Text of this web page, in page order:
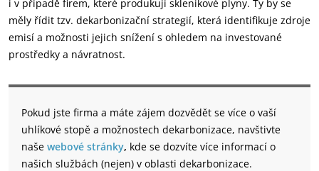
i v případě firem, které produkují skleníkové plyny. Ty by se
měly řídit tzv. dekarbonizační strategií, která identifikuje zdroje
emisí a možnosti jejich snížení s ohledem na investované
prostředky a návratnost.
Pokud jste firma a máte zájem dozvědět se více o vaší
uhlíkové stopě a možnostech dekarbonizace, navštivte
naše webové stránky, kde se dozvíte více informací o
našich službách (nejen) v oblasti dekarbonizace.